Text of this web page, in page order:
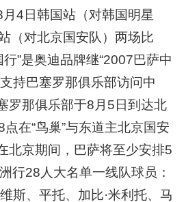
4日韩国站（对韩国明星
（对北京国安队）两场比
行”是奥迪品牌继“2007巴萨中
持巴塞罗那俱乐部访问中
罗那俱乐部于8月5日到达北
在“鸟巢”与东道主北京国安
北京期间，巴萨将至少安排5
行28人大名单一线队球员：
斯、平托、加比·米利托、马